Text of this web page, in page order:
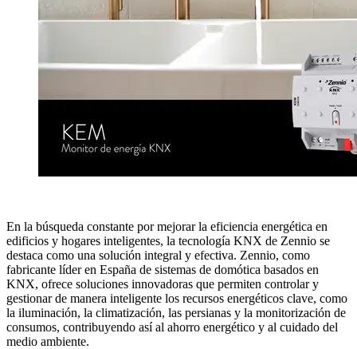
En la búsqueda constante por mejorar la eficiencia energética en
edificios y hogares inteligentes, la tecnología KNX de Zennio se
destaca como una solución integral y efectiva. Zennio, como
fabricante líder en España de sistemas de domótica basados en
KNX, ofrece soluciones innovadoras que permiten controlar y
gestionar de manera inteligente los recursos energéticos clave, como
la iluminación, la climatización, las persianas y la monitorización de
consumos, contribuyendo así al ahorro energético y al cuidado del
medio ambiente.